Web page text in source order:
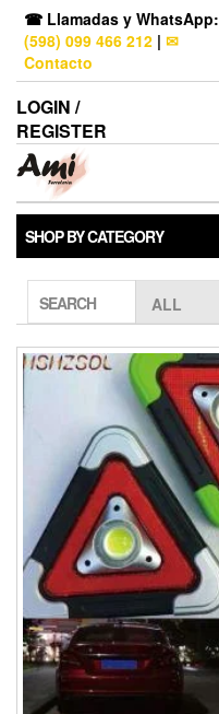
☎ Llamadas y WhatsApp:
(598) 099 466 212 | ✉
Contacto
LOGIN /
REGISTER
SHOP BY CATEGORY
SEARCH